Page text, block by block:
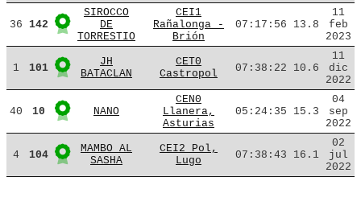
36 142
SIROCCO
DE
TORRESTIO
CEI1
Rañalonga -
Brión
07:17:56 13.8
11
feb
2023
1 101
JH
BATACLAN
CET0
Castropol
07:38:22 10.6
11
dic
2022
40 10 NANO
CEN0
Llanera,
Asturias
05:24:35 15.3
04
sep
2022
4 104
MAMBO AL
SASHA
CEI2 Pol,
Lugo
07:38:43 16.1
02
jul
2022